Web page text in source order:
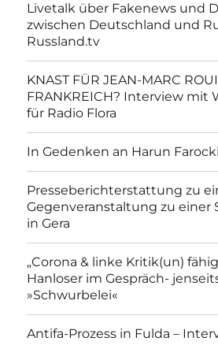
Livetalk über Fakenews und
zwischen Deutschland und
Russland.tv
KNAST FÜR JEAN-MARC
FRANKREICH? Interview mit
für Radio Flora
In Gedenken an Harun Farocki
Presseberichterstattung zu
Gegenveranstaltung zu einer
in Gera
„Corona & linke Kritik(un)
Hanloser im Gespräch-
»Schwurbelei«
Antifa-Prozess in Fulda –